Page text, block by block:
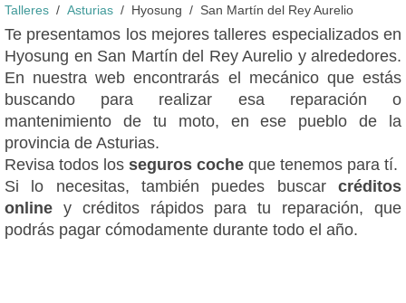
Talleres Asturias Hyosung San Martín del Rey Aurelio
Te presentamos los mejores talleres especializados en
Hyosung en San Martín del Rey Aurelio y alrededores.
En nuestra web encontrarás el mecánico que estás
buscando para realizar esa reparación o
mantenimiento de tu moto, en ese pueblo de la
provincia de Asturias.
Revisa todos los seguros coche que tenemos para tí.
Si lo necesitas, también puedes buscar créditos
online y créditos rápidos para tu reparación, que
podrás pagar cómodamente durante todo el año.